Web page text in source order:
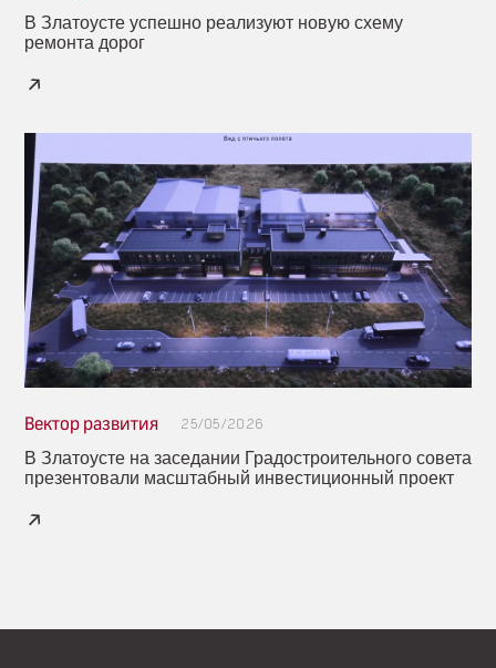
В Златоусте успешно реализуют новую схему
ремонта дорог
Вектор развития 25/05/2026
В Златоусте на заседании Градостроительного совета
презентовали масштабный инвестиционный проект